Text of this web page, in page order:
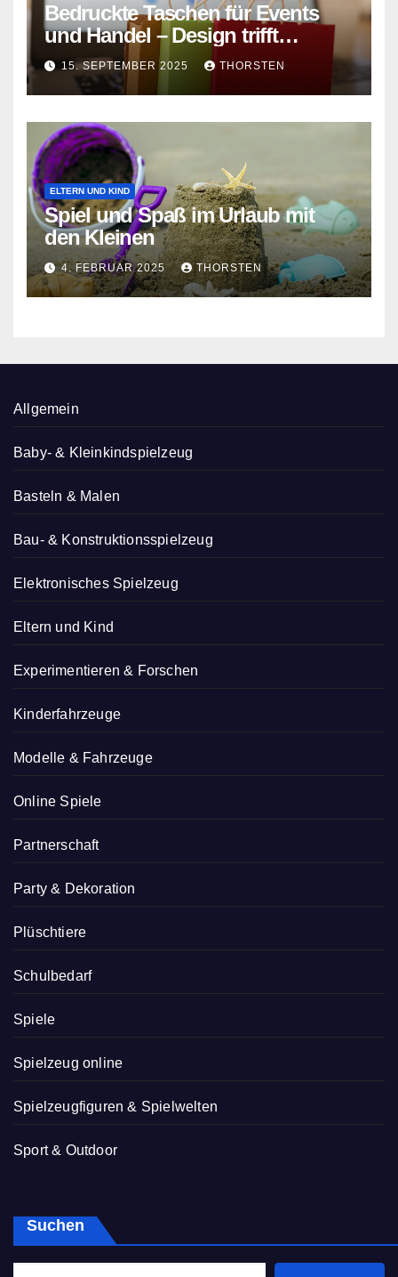
Bedruckte Taschen für Events
und Handel – Design trifft
Funktion
15. SEPTEMBER 2025 THORSTEN
ELTERN UND KIND
Spiel und Spaß im Urlaub mit
den Kleinen
4. FEBRUAR 2025 THORSTEN
Allgemein
Baby- & Kleinkindspielzeug
Basteln & Malen
Bau- & Konstruktionsspielzeug
Elektronisches Spielzeug
Eltern und Kind
Experimentieren & Forschen
Kinderfahrzeuge
Modelle & Fahrzeuge
Online Spiele
Partnerschaft
Party & Dekoration
Plüschtiere
Schulbedarf
Spiele
Spielzeug online
Spielzeugfiguren & Spielwelten
Sport & Outdoor
Suchen